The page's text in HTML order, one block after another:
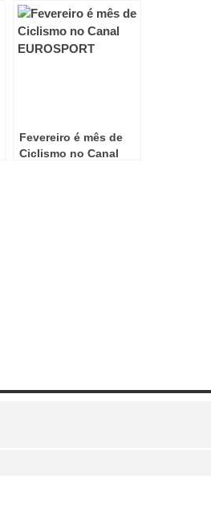
Fevereiro é mês de
Ciclismo no Canal